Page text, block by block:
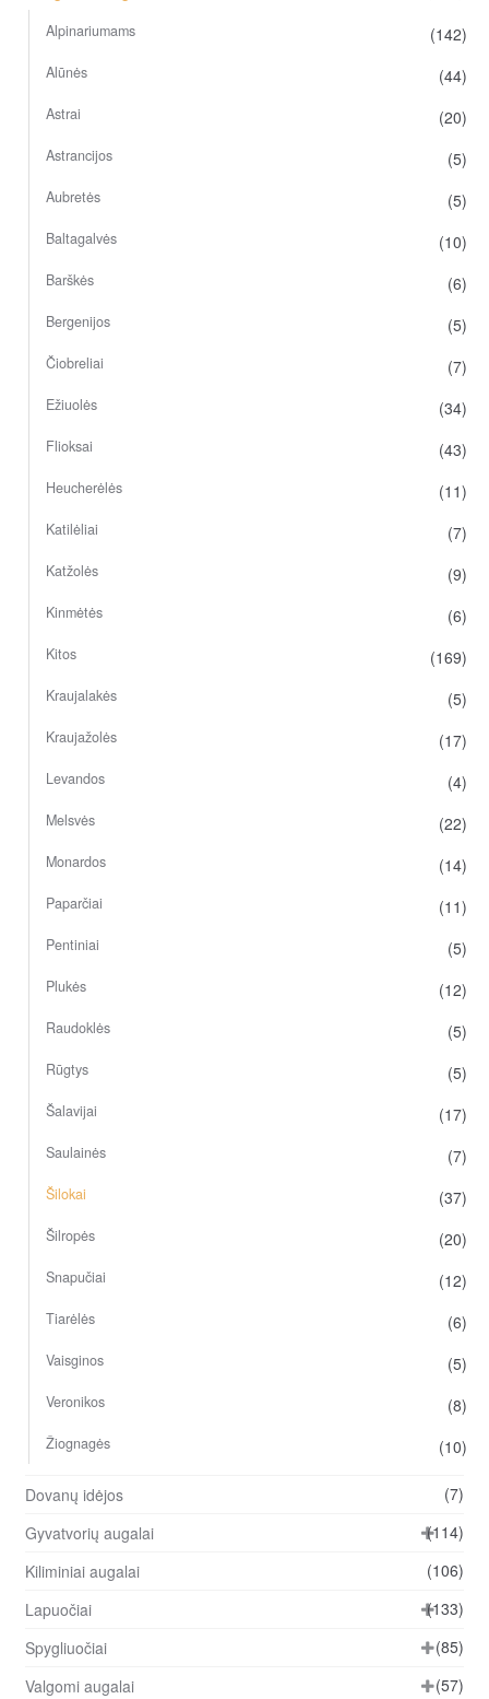
Alpinariumams (142)
Alūnės (44)
Astrai (20)
Astrancijos (5)
Aubretės (5)
Baltagalvės (10)
Barškės (6)
Bergenijos (5)
Čiobreliai (7)
Ežiuolės (34)
Flioksai (43)
Heucherėlės (11)
Katilėliai (7)
Katžolės (9)
Kinmėtės (6)
Kitos (169)
Kraujalakės (5)
Kraujažolės (17)
Levandos (4)
Melsvės (22)
Monardos (14)
Paparčiai (11)
Pentiniai (5)
Plukės (12)
Raudoklės (5)
Rūgtys (5)
Šalavijai (17)
Saulainės (7)
Šilokai (37)
Šilropės (20)
Snapučiai (12)
Tiarėlės (6)
Vaisginos (5)
Veronikos (8)
Žiognagės (10)
Dovanų idėjos
(7)
Gyvatvorių augalai
(114)
Kiliminiai augalai
(106)
Lapuočiai
(133)
Spygliuočiai
(85)
Valgomi augalai
(57)